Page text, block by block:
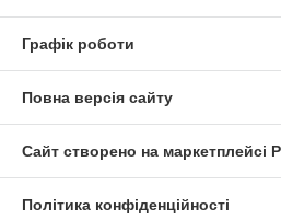
Графік роботи
Повна версія сайту
Сайт створено на маркетплейсі
Політика конфіденційності